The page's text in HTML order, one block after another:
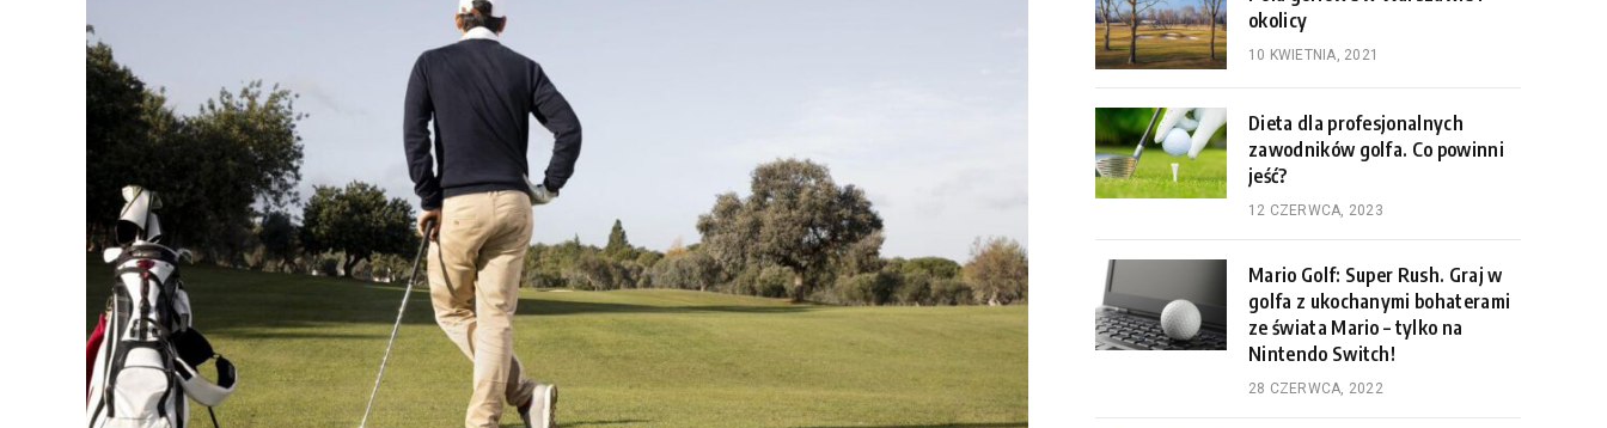
okolicy
10 KWIETNIA, 2021
Dieta dla profesjonalnych
zawodników golfa. Co powinni
jeść?
12 CZERWCA, 2023
Mario Golf: Super Rush. Graj w
golfa z ukochanymi bohaterami
ze świata Mario – tylko na
Nintendo Switch!
28 CZERWCA, 2022